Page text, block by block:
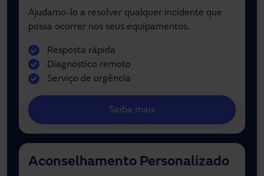
Ajudamo-lo a resolver qualquer incidente que
possa ocorrer nos seus equipamentos.
Resposta rápida
Diagnóstico remoto
Serviço de urgência
Saiba mais
Aconselhamento Personalizado